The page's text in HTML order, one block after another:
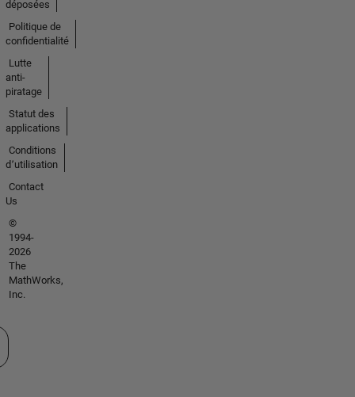
déposées
Politique de
confidentialité
Lutte
anti-
piratage
Statut des
applications
Conditions
d՚utilisation
Contact
Us
©
1994-
2026
The
MathWorks,
Inc.
un site web